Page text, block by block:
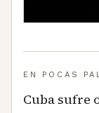
EN POCAS
Cuba sufre